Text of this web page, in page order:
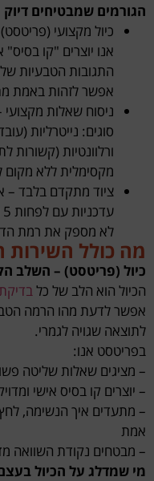
הגורמים שמבטיחים
כיול מקצועי
אנו יוצרים "קו
התגובות הטבעיות
אפשר לזהות באמת
ניסוח שאלות
סוגים: נייטרליות
ורלוונטיות
מקסימלית ללא מקום
ציוד מתקדם בלבד –
לא מספק את רמת
מה כולל השירות
כיול (פריטסט) – השלב
הכיול הוא הלב של כל
אפשר לדעת מהו הרמה
לתוצאה שגויה לגמרי.
בפריטסט אנו:
– מציגים שאלות שליטה
– יוצרים קו בסיס אישי
– מתעדים איך הנשימה,
אמת
– מבטחים נקודת השוואה
מי שמדלג על הכיול